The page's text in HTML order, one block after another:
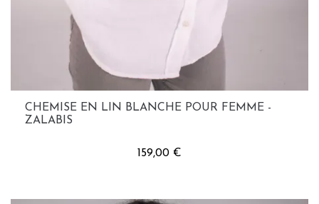
CHEMISE EN LIN BLANCHE POUR FEMME -
ZALABIS
159,00 €